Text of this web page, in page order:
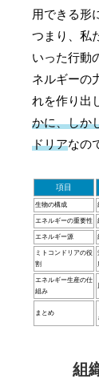
用できる形
つまり、私
いった行動
ネルギーの
れを作り出
かに、しか
ドリアなの
項目
生物の構成
エネルギーの重要性
エネルギー源
ミトコンドリアの役
割
エネルギー生産の仕
組み
まとめ
組